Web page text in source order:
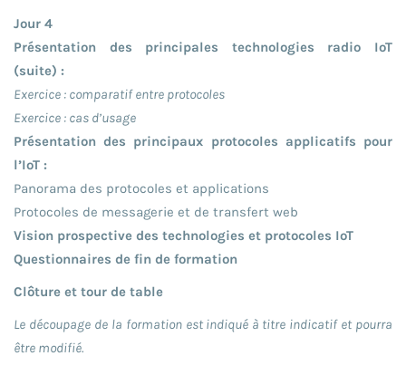
Jour 4
Présentation des principales technologies radio IoT
(suite) :
Exercice : comparatif entre protocoles
Exercice : cas d’usage
Présentation des principaux protocoles applicatifs pour
l’IoT :
Panorama des protocoles et applications
Protocoles de messagerie et de transfert web
Vision prospective des technologies et protocoles IoT
Questionnaires de fin de formation
Clôture et tour de table
Le découpage de la formation est indiqué à titre indicatif et pourra
être modifié.